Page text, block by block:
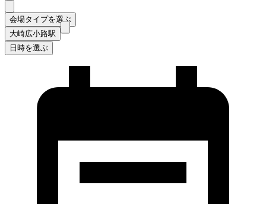
会場タイプを選ぶ
大崎広小路駅
日時を選ぶ